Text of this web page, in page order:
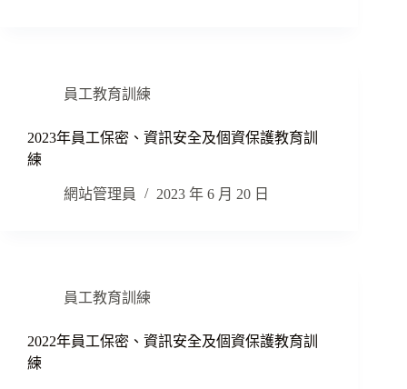
員工教育訓練
2023年員工保密、資訊安全及個資保護教育訓
練
網站管理員 2023 年 6 月 20 日
員工教育訓練
2022年員工保密、資訊安全及個資保護教育訓
練